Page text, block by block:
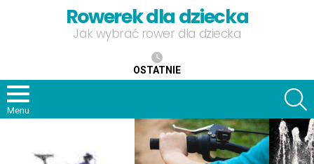
Rowerek dla dziecka
Jak wybrać rower dla dziecka
OSTATNIE
Menu